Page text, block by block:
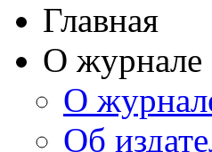
Главная
О журнале
О
Об